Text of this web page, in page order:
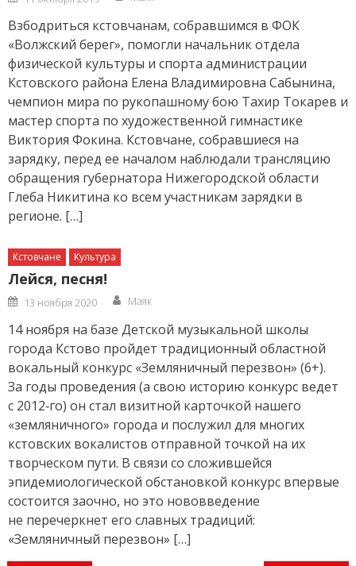
on
Взбодриться кстовчанам, собравшимся в ФОК
«Волжский берег», помогли начальник отдела
физической культуры и спорта администрации
Кстовского района Елена Владимировна Сабынина,
чемпион мира по рукопашному бою Тахир Токарев и
мастер спорта по художественной гимнастике
Виктория Фокина. Кстовчане, собравшиеся на
зарядку, перед ее началом наблюдали трансляцию
обращения губернатора Нижегородской области
Глеба Никитина ко всем участникам зарядки в
регионе. […]
Кстовчане Культура
Лейся, песня!
Posted
on
13 ноября 2020 Author
Маяк
14 ноября на базе Детской музыкальной школы
города Кстово пройдет традиционный областной
вокальный конкурс «Земляничный перезвон» (6+).
За годы проведения (а свою историю конкурс ведет
с 2012‑го) он стал визитной карточкой нашего
«земляничного» города и послужил для многих
кстовских вокалистов отправной точкой на их
творческом пути. В связи со сложившейся
эпидемиологической обстановкой конкурс впервые
состоится заочно, но это нововведение
не перечеркнет его славных традиций:
«Земляничный перезвон» […]